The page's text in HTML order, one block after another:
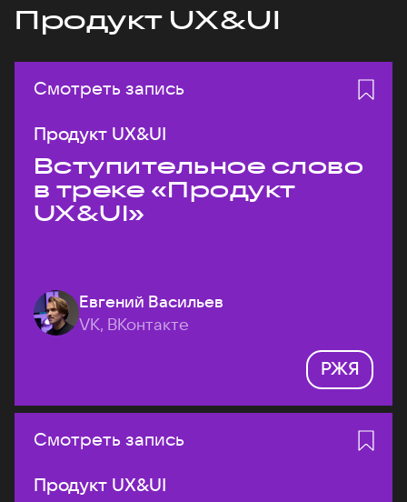
Продукт UX&UI
Смотреть запись
Продукт UX&UI
Вступительное слово
в треке «Продукт
UX&UI»
Евгений Васильев
VK, ВКонтакте
РЖЯ
Смотреть запись
Продукт UX&UI